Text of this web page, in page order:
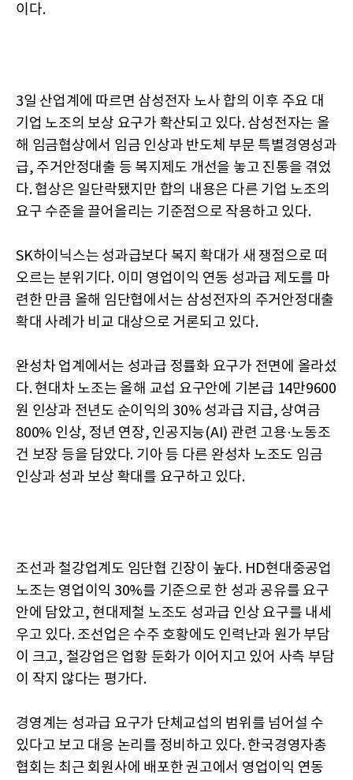
이다.
3일 산업계에 따르면 삼성전자 노사 합의 이후 주요 대
기업 노조의 보상 요구가 확산되고 있다. 삼성전자는 올
해 임금협상에서 임금 인상과 반도체 부문 특별경영성과
급, 주거안정대출 등 복지제도 개선을 놓고 진통을 겪었
다. 협상은 일단락됐지만 합의 내용은 다른 기업 노조의
요구 수준을 끌어올리는 기준점으로 작용하고 있다.
SK하이닉스는 성과급보다 복지 확대가 새 쟁점으로 떠
오르는 분위기다. 이미 영업이익 연동 성과급 제도를 마
련한 만큼 올해 임단협에서는 삼성전자의 주거안정대출
확대 사례가 비교 대상으로 거론되고 있다.
완성차 업계에서는 성과급 정률화 요구가 전면에 올라섰
다. 현대차 노조는 올해 교섭 요구안에 기본급 14만9600
원 인상과 전년도 순이익의 30% 성과급 지급, 상여금
800% 인상, 정년 연장, 인공지능(AI) 관련 고용·노동조
건 보장 등을 담았다. 기아 등 다른 완성차 노조도 임금
인상과 성과 보상 확대를 요구하고 있다.
조선과 철강업계도 임단협 긴장이 높다. HD현대중공업
노조는 영업이익 30%를 기준으로 한 성과 공유를 요구
안에 담았고, 현대제철 노조도 성과급 인상 요구를 내세
우고 있다. 조선업은 수주 호황에도 인력난과 원가 부담
이 크고, 철강업은 업황 둔화가 이어지고 있어 사측 부담
이 작지 않다는 평가다.
경영계는 성과급 요구가 단체교섭의 범위를 넘어설 수
있다고 보고 대응 논리를 정비하고 있다. 한국경영자총
협회는 최근 회원사에 배포한 권고에서 영업이익 연동